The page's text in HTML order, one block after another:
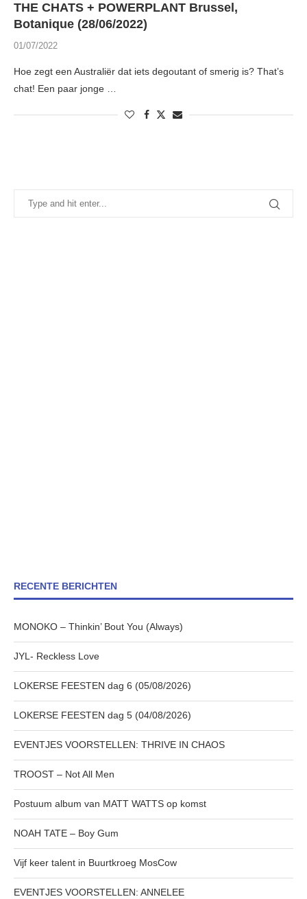
THE CHATS + POWERPLANT Brussel,
Botanique (28/06/2022)
01/07/2022
Hoe zegt een Australiër dat iets degoutant of smerig is? That’s
chat! Een paar jonge …
RECENTE BERICHTEN
MONOKO – Thinkin’ Bout You (Always)
JYL- Reckless Love
LOKERSE FEESTEN dag 6 (05/08/2026)
LOKERSE FEESTEN dag 5 (04/08/2026)
EVENTJES VOORSTELLEN: THRIVE IN CHAOS
TROOST – Not All Men
Postuum album van MATT WATTS op komst
NOAH TATE – Boy Gum
Vijf keer talent in Buurtkroeg MosCow
EVENTJES VOORSTELLEN: ANNELEE